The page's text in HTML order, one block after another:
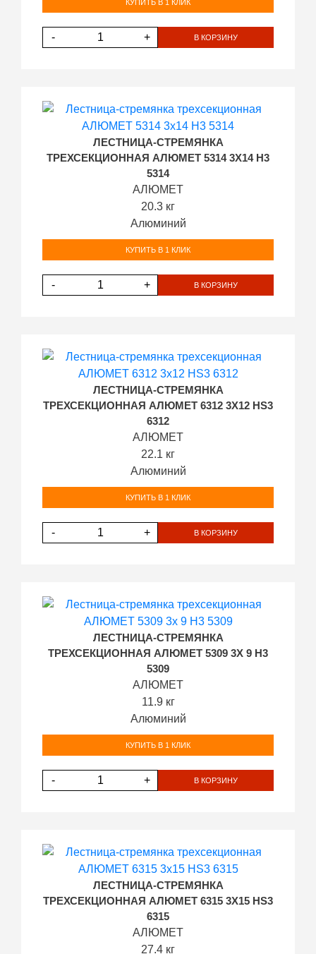
КУПИТЬ В 1 КЛИК
- + В КОРЗИНУ
ЛЕСТНИЦА-СТРЕМЯНКА
ТРЕХСЕКЦИОННАЯ АЛЮМЕТ 5314 3Х14 H3
5314
АЛЮМЕТ
20.3 кг
Алюминий
КУПИТЬ В 1 КЛИК
- + В КОРЗИНУ
ЛЕСТНИЦА-СТРЕМЯНКА
ТРЕХСЕКЦИОННАЯ АЛЮМЕТ 6312 3Х12 HS3
6312
АЛЮМЕТ
22.1 кг
Алюминий
КУПИТЬ В 1 КЛИК
- + В КОРЗИНУ
ЛЕСТНИЦА-СТРЕМЯНКА
ТРЕХСЕКЦИОННАЯ АЛЮМЕТ 5309 3Х 9 H3
5309
АЛЮМЕТ
11.9 кг
Алюминий
КУПИТЬ В 1 КЛИК
- + В КОРЗИНУ
ЛЕСТНИЦА-СТРЕМЯНКА
ТРЕХСЕКЦИОННАЯ АЛЮМЕТ 6315 3Х15 HS3
6315
АЛЮМЕТ
27.4 кг